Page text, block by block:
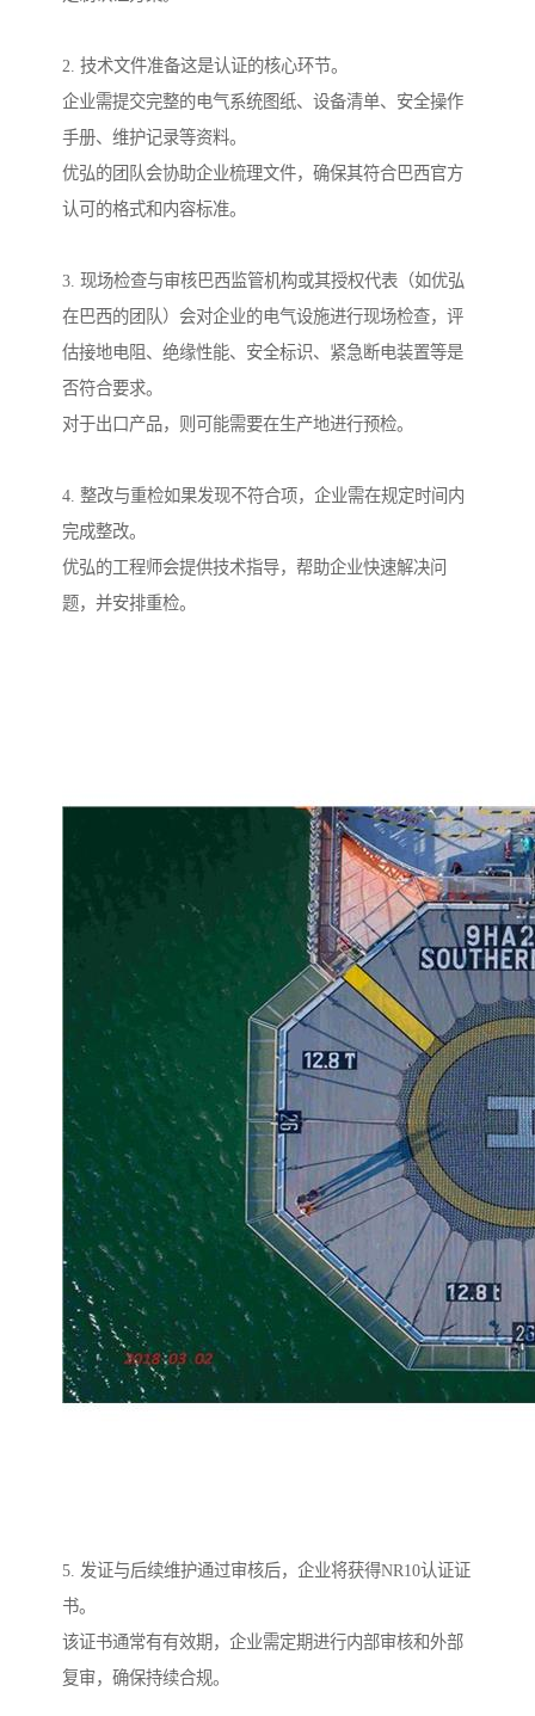
2. 技术文件准备这是认证的核心环节。
企业需提交完整的电气系统图纸、设备清单、安全操作
手册、维护记录等资料。
优弘的团队会协助企业梳理文件，确保其符合巴西官方
认可的格式和内容标准。
3. 现场检查与审核巴西监管机构或其授权代表（如优弘
在巴西的团队）会对企业的电气设施进行现场检查，评
估接地电阻、绝缘性能、安全标识、紧急断电装置等是
否符合要求。
对于出口产品，则可能需要在生产地进行预检。
4. 整改与重检如果发现不符合项，企业需在规定时间内
完成整改。
优弘的工程师会提供技术指导，帮助企业快速解决问
题，并安排重检。
5. 发证与后续维护通过审核后，企业将获得NR10认证证
书。
该证书通常有有效期，企业需定期进行内部审核和外部
复审，确保持续合规。